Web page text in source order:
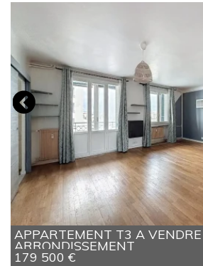
APPARTEMENT T3 A VENDRE
ARRONDISSEMENT
179 500 €